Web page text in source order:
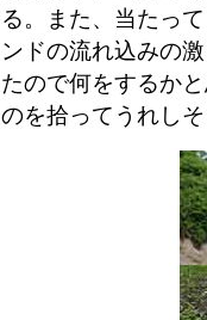
る。また、当たっ
ンドの流れ込みの
たので何をするか
のを拾ってうれし